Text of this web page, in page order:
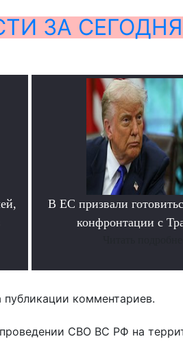
ЗА СЕГОДНЯ
В ЕС призвали
конфронтации с
комментариев.
СВО ВС РФ на